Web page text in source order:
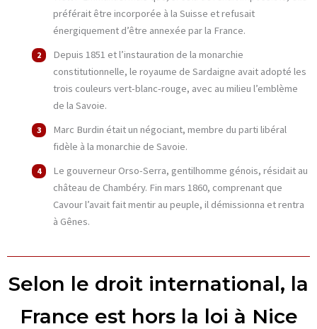
préférait être incorporée à la Suisse et refusait
énergiquement d’être annexée par la France.
Depuis 1851 et l’instauration de la monarchie
constitutionnelle, le royaume de Sardaigne avait adopté les
trois couleurs vert-blanc-rouge, avec au milieu l’emblème
de la Savoie.
Marc Burdin était un négociant, membre du parti libéral
fidèle à la monarchie de Savoie.
Le gouverneur Orso-Serra, gentilhomme génois, résidait au
château de Chambéry. Fin mars 1860, comprenant que
Cavour l’avait fait mentir au peuple, il démissionna et rentra
à Gênes.
Selon le droit international, la
France est hors la loi à Nice